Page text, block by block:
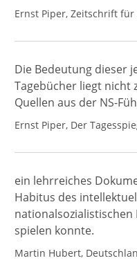
Ernst Piper, Zeitschrift für
Die Bedeutung dieser
Tagebücher liegt nicht
Quellen aus der NS-
Ernst Piper, Der
ein lehrreiches
Habitus des
spielen konnte.
Martin Hubert,